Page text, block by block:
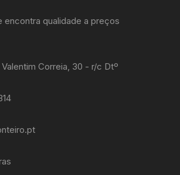
encontra qualidade a preços
Valentim Correia, 30 - r/c Dtº